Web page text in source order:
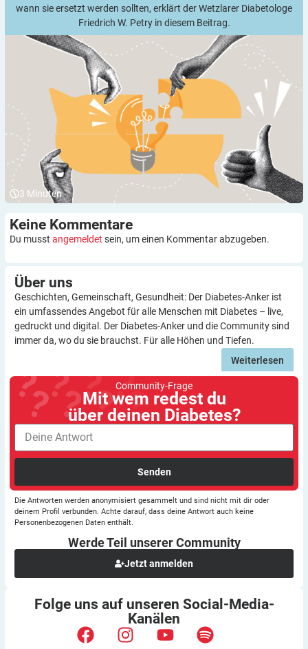
wann sie ersetzt werden sollten, erklärt der Wetzlarer Diabetologe
Friedrich W. Petry in diesem Beitrag.
3 Minuten
Keine Kommentare
Du musst angemeldet sein, um einen Kommentar abzugeben.
Über uns
Geschichten, Gemeinschaft, Gesundheit: Der Diabetes-Anker ist
ein umfassendes Angebot für alle Menschen mit Diabetes – live,
gedruckt und digital. Der Diabetes-Anker und die Community sind
immer da, wo du sie brauchst. Für alle Höhen und Tiefen.
Weiterlesen
Community-Frage
Mit wem redest du
über deinen Diabetes?
Senden
Die Antworten werden anonymisiert gesammelt und sind nicht mit dir oder
deinem Profil verbunden. Achte darauf, dass deine Antwort auch keine
Personenbezogenen Daten enthält.
Werde Teil unserer Community
Jetzt anmelden
Folge uns auf unseren Social-Media-
Kanälen